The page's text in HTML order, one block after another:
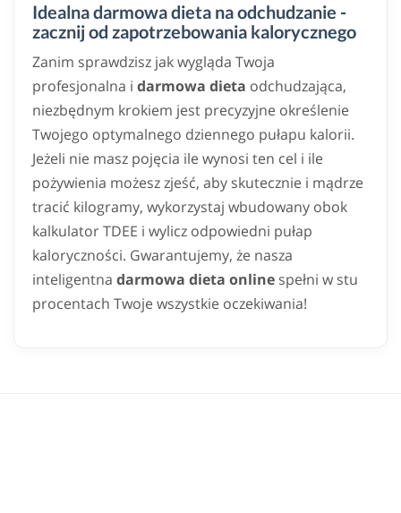
Idealna darmowa dieta na odchudzanie -
zacznij od zapotrzebowania kalorycznego
Zanim sprawdzisz jak wygląda Twoja
profesjonalna i darmowa dieta odchudzająca,
niezbędnym krokiem jest precyzyjne określenie
Twojego optymalnego dziennego pułapu kalorii.
Jeżeli nie masz pojęcia ile wynosi ten cel i ile
pożywienia możesz zjeść, aby skutecznie i mądrze
tracić kilogramy, wykorzystaj wbudowany obok
kalkulator TDEE i wylicz odpowiedni pułap
kaloryczności. Gwarantujemy, że nasza
inteligentna darmowa dieta online spełni w stu
procentach Twoje wszystkie oczekiwania!